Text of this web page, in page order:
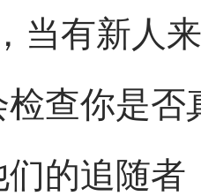
当有新人
查你是否
的追随